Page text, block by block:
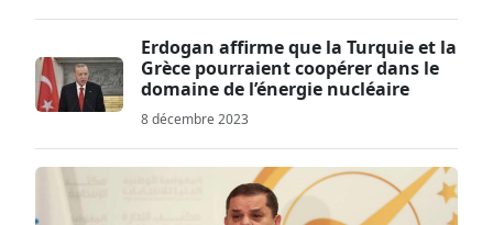
Erdogan affirme que la Turquie et la
Grèce pourraient coopérer dans le
domaine de l’énergie nucléaire
8 décembre 2023